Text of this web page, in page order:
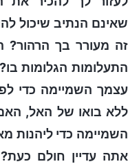
שאינם הנתיב שיכול
זה מעורר בך הרהור?
התעלומות הגלומות
עצמך השמיימה כדי
ללא בואו של האל,
השמיימה כדי
אתה עדיין חולם